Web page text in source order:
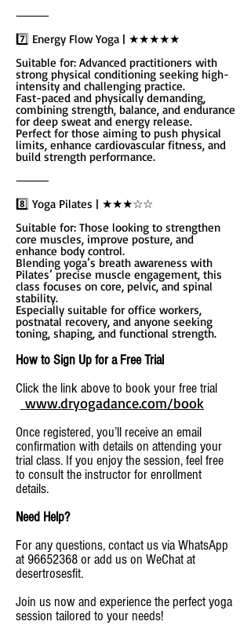
⸻
7️⃣ Energy Flow Yoga | ★★★★★
Suitable for: Advanced practitioners with
strong physical conditioning seeking high-
intensity and challenging practice.
Fast-paced and physically demanding,
combining strength, balance, and endurance
for deep sweat and energy release.
Perfect for those aiming to push physical
limits, enhance cardiovascular fitness, and
build strength performance.
⸻
8️⃣ Yoga Pilates | ★★★☆☆
Suitable for: Those looking to strengthen
core muscles, improve posture, and
enhance body control.
Blending yoga’s breath awareness with
Pilates’ precise muscle engagement, this
class focuses on core, pelvic, and spinal
stability.
Especially suitable for office workers,
postnatal recovery, and anyone seeking
toning, shaping, and functional strength.
How to Sign Up for a Free Trial
Click the link above to book your free trial
www.dryogadance.com/book
Once registered, you’ll receive an email
confirmation with details on attending your
trial class. If you enjoy the session, feel free
to consult the instructor for enrollment
details.
Need Help?
For any questions, contact us via WhatsApp
at 96652368 or add us on WeChat at
desertrosesfit.
Join us now and experience the perfect yoga
session tailored to your needs!​